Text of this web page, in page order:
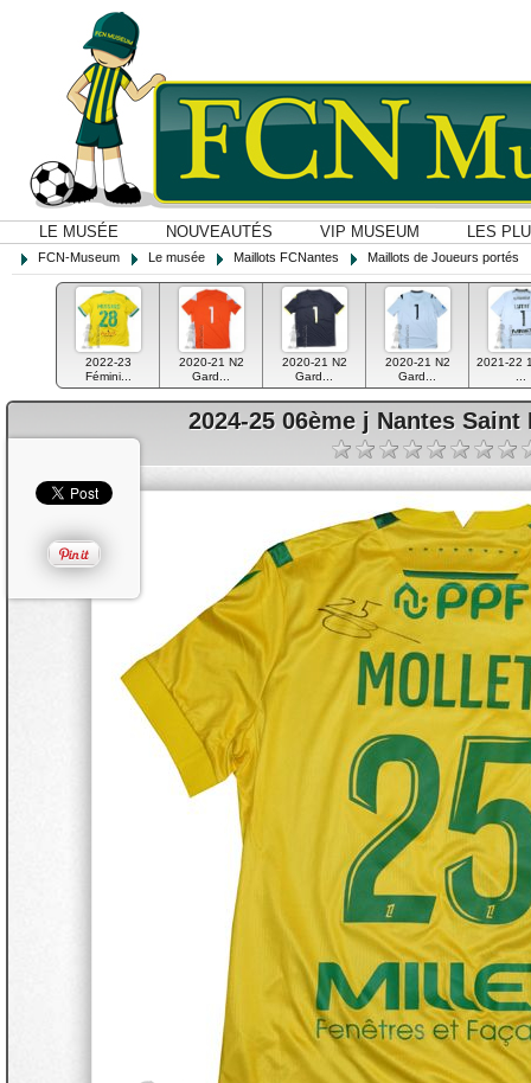
LE MUSÉE NOUVEAUTÉS VIP MUSEUM LES
FCN-Museum Le musée Maillots FCNantes Maillots de Joueurs portés
2022-23
Fémini...
2020-21 N2
Gard...
2020-21 N2
Gard...
2020-21 N2
Gard...
2021-22
2024-25 06ème j Nantes